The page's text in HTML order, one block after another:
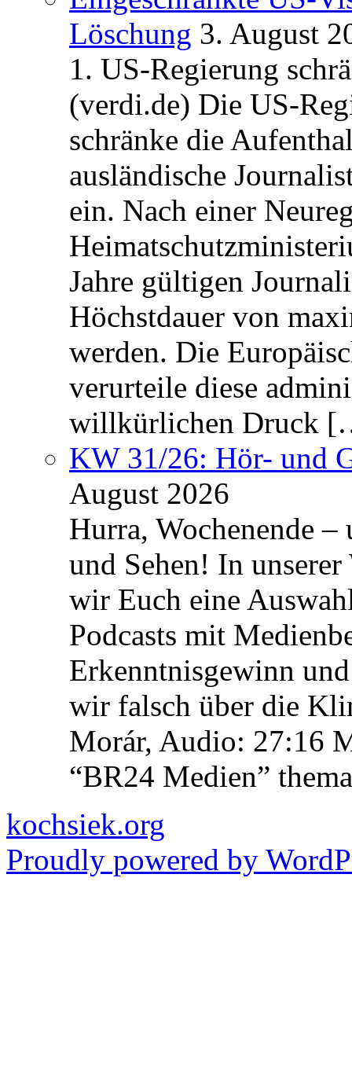
Löschung 3. August
1. US-Regierung
(verdi.de) Die US-
schränke die
ausländische
ein. Nach einer
Jahre gültigen
Höchstdauer von
werden. Die
verurteile diese
willkürlichen Druck
KW 31/26: Hör- und
August 2026
Hurra, Wochenende
und Sehen! In unserer
wir Euch eine
Podcasts mit
Erkenntnisgewinn
wir falsch über die
Morár, Audio: 27:16
“BR24 Medien”
kochsiek.org
Proudly powered by